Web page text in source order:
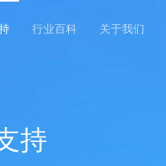
行业百科 关于我们
持